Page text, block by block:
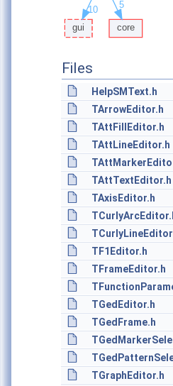
Files
HelpSMText.h
TArrowEditor.h
TAttFillEditor.h
TAttLineEditor.h
TAttTextEditor.h
TAxisEditor.h
TF1Editor.h
TFrameEditor.h
TGedEditor.h
TGedFrame.h
TGraphEditor.h